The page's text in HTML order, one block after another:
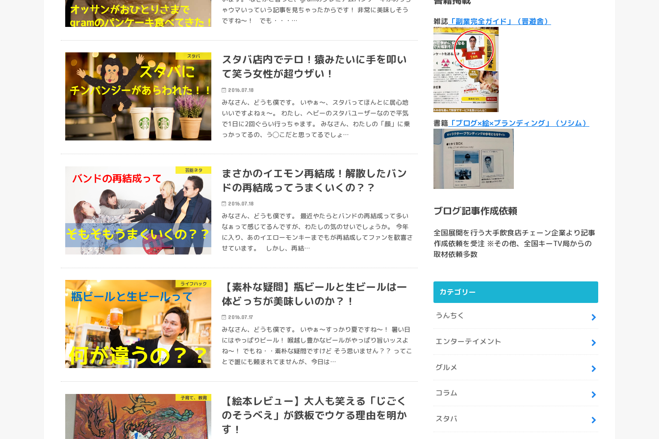
ゃウマいっていう記事を見ちゃったからです！ 非常に美味しそう
ですね～！ でも・・・…
スタバ
スタバ店内でテロ！猿みたいに手を叩い
て笑う女性が超ウザい！
2016.07.18
みなさん、どうも僕です。 いやぁ～、スタバってほんとに居心地
いいですよねぇ～。 わたし、ヘビーのスタバユーザーなので平気
で1日に2回ぐらい行っちゃます。 みなさん、わたしの「顔」に乗
っかってるの、う◯こだと思ってるでしょ…
芸能ネタ
まさかのイエモン再結成！解散したバン
ドの再結成ってうまくいくの？？
2016.07.18
みなさん、どうも僕です。 最近やたらとバンドの再結成って多い
なぁって感じてるんですが、わたしの気のせいでしょうか。 今年
に入り、あのイエローモンキーまでもが再結成してファンを歓喜さ
せています。 しかし、再結…
ライフハック
【素朴な疑問】瓶ビールと生ビールは一
体どっちが美味しいのか？！
2016.07.17
みなさん、どうも僕です。 いやぁ～すっかり夏ですね～！ 暑い日
にはやっぱりビール！ 喉越し豊かなビールがやっぱり旨いッスよ
ね～！ でもね・・素朴な疑問ですけど そう思いません？？ ってこ
とで誰にも頼まれてませんが、今日は…
子育て、教育
【絵本レビュー】大人も笑える「じごく
のそうべえ」が鉄板でウケる理由を明か
す！
雑誌 「副業完全ガイド」（晋遊舎）
書籍 「ブログ×絵×ブランディング」（ソシム）
ブログ記事作成依頼
全国展開を行う大手飲食店チェーン企業より記事
作成依頼を受注 ※その他、全国キーTV局からの
取材依頼多数
カテゴリー
うんちく
エンターテイメント
グルメ
コラム
スタバ